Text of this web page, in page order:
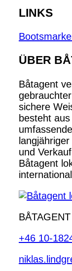
LINKS
ÜBER
Båtagent
sichere
besteht
und
Båtagent
BÅTAGENT
+46 10-